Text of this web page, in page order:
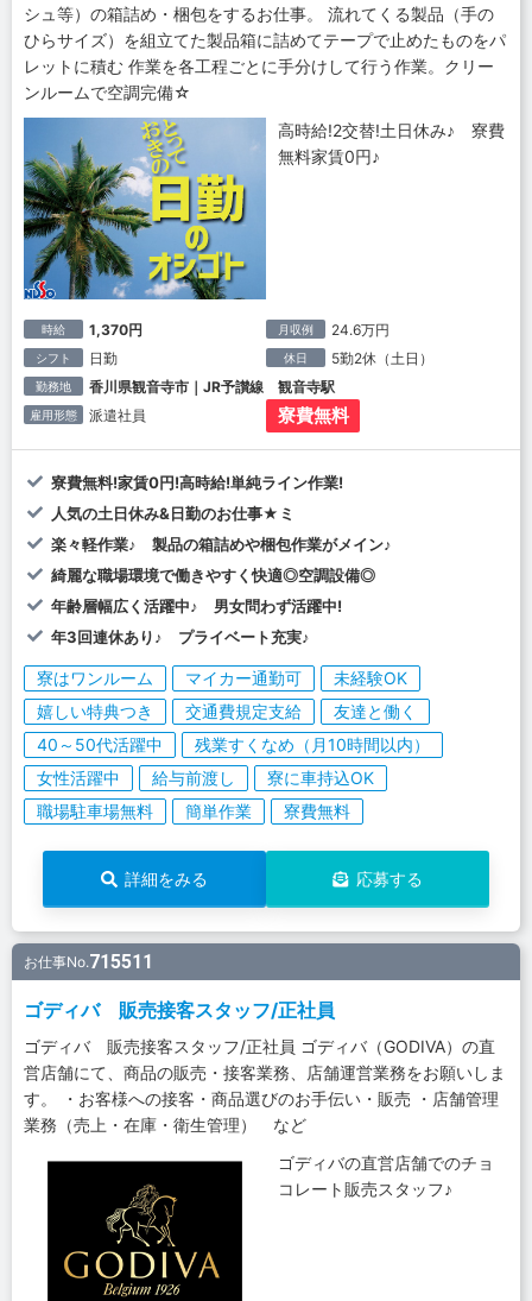
シュ等）の箱詰め・梱包をするお仕事。 流れてくる製品（手の
ひらサイズ）を組立てた製品箱に詰めてテープで止めたものをパ
レットに積む 作業を各工程ごとに手分けして行う作業。クリー
ンルームで空調完備☆
高時給!2交替!土日休み♪ 寮費
無料家賃0円♪
時給 1,370円 月収例 24.6万円
シフト 日勤 休日 5勤2休（土日）
勤務地 香川県観音寺市｜JR予讃線 観音寺駅
雇用形態 派遣社員 寮費無料
寮費無料!家賃0円!高時給!単純ライン作業!
人気の土日休み&日勤のお仕事★ミ
楽々軽作業♪ 製品の箱詰めや梱包作業がメイン♪
綺麗な職場環境で働きやすく快適◎空調設備◎
年齢層幅広く活躍中♪ 男女問わず活躍中!
年3回連休あり♪ プライベート充実♪
寮はワンルーム マイカー通勤可
未経験OK
嬉しい特典つき
交通費規定支給
友達と働く
40～50代活躍中
残業すくなめ（月10時間以内）
女性活躍中
給与前渡し
寮に車持込OK
職場駐車場無料
簡単作業 寮費無料
詳細をみる 応募する
お仕事No.715511
ゴディバ 販売接客スタッフ/正社員
ゴディバ 販売接客スタッフ/正社員 ゴディバ（GODIVA）の直
営店舗にて、商品の販売・接客業務、店舗運営業務をお願いしま
す。 ・お客様への接客・商品選びのお手伝い・販売 ・店舗管理
業務（売上・在庫・衛生管理） など
ゴディバの直営店舗でのチョ
コレート販売スタッフ♪